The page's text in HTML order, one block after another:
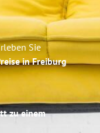
Sie
in Freiburg
zu einem